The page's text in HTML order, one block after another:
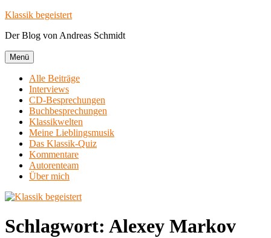
Zum
springen
Klassik begeistert
Der Blog von Andreas Schmidt
Menü
Alle Beiträge
Interviews
CD-Besprechungen
Buchbesprechungen
Klassikwelten
Meine Lieblingsmusik
Das Klassik-Quiz
Kommentare
Autorenteam
Über mich
Schlagwort: Alexey Markov